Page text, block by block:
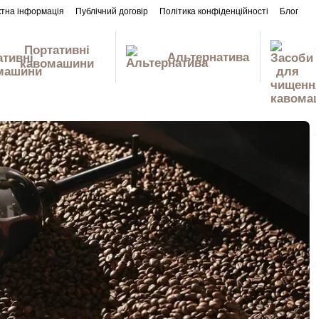
інформація Публічний договір Політика конфіденційності
Блог
Портативні
кавомашини
Альтернатива